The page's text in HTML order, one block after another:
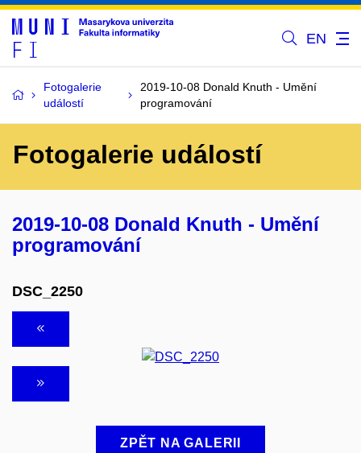
EN
Fotogalerie
událostí
2019-10-08 Donald Knuth - Umění
programování
Fotogalerie událostí
2019-10-08 Donald Knuth - Umění
programování
DSC_2250
ZPĚT NA GALERII